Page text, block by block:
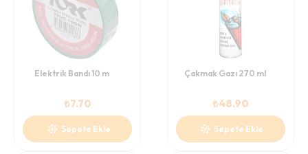
Elektrik Bandı 10 m
₺7.70
Sepete Ekle
Çakmak Gazı 270 ml
₺48.90
Sepete Ekle